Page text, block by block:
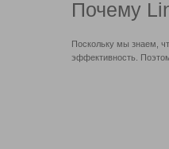
Почему
Поскольку мы знаем,
эффективность.